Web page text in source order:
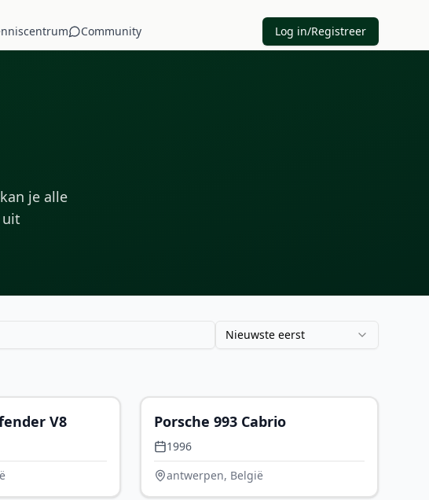
Community Log in/Registreer
kan je alle
uit
Nieuwste eerst
V8 Porsche 993 Cabrio
1996
antwerpen, België